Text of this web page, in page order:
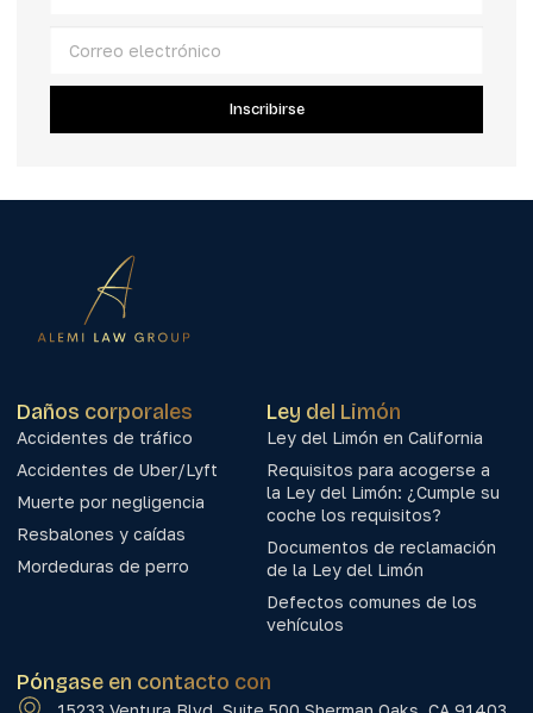
Inscribirse
Daños corporales
Accidentes de tráfico
Accidentes de Uber/Lyft
Muerte por negligencia
Resbalones y caídas
Mordeduras de perro
Ley del Limón
Ley del Limón en California
Requisitos para acogerse a
la Ley del Limón: ¿Cumple su
coche los requisitos?
Documentos de reclamación
de la Ley del Limón
Defectos comunes de los
vehículos
Póngase en contacto con